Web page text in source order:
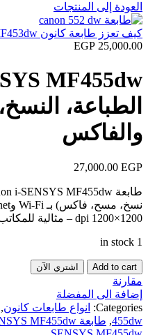
العودة إلى المنتجات
كيف تعزز طابعة كانون i-SENSYS MF453dw المتكاملة ؟
25,000.00
EGP
MF455dw
الطباعة،
والفاكس
27,000.00 EGP
1200×1200 dpi – مثالية للمكاتب.
1 in stock
Canon
i-
SENSYS
MF455dw
الطباعة،
النسخ،
Add to cart اشتري الآن
مقارنة
إضافة الى المفضلة
Categories:
انواع طابعات كانون,
455dw
, طابعة Canon i-SENSYS MF455dw